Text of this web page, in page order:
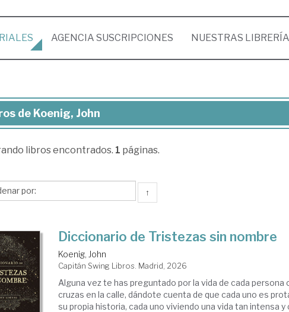
AGENCIA SUSCRIPCIONES NUESTRAS
de Koenig, John
libros encontrados. 1 páginas.
↑
Diccionario de Tristezas sin nombre
Koenig, John
Capitán Swing Libros. Madrid, 2026
Alguna vez te has preguntado por la vida de cada persona
cruzas en la calle, dándote cuenta de que cada uno es
su propia historia, cada uno viviendo una vida tan intensa y